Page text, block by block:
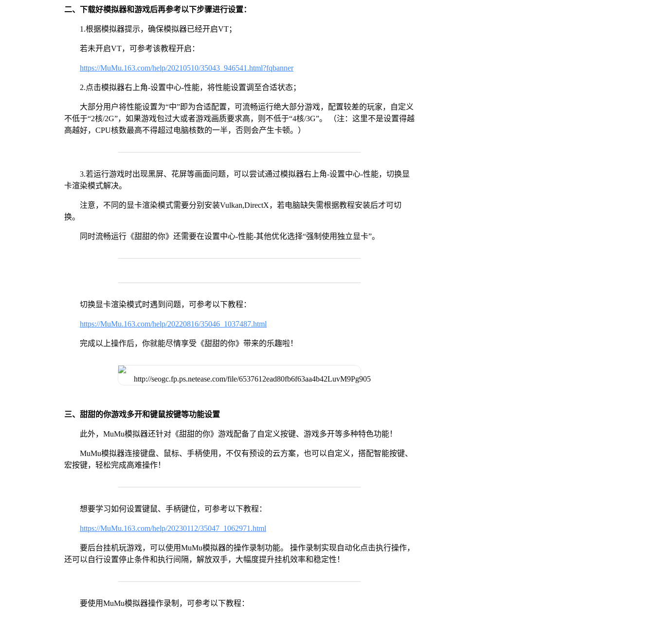
二、下载好模拟器和游戏后再参考以下步骤进行设置：
1.根据模拟器提示，确保模拟器已经开启VT；
若未开启VT，可参考该教程开启：
https://MuMu.163.com/help/20210510/35043_946541.html?fqbanner
2.点击模拟器右上角-设置中心-性能，将性能设置调至合适状态；
大部分用户将性能设置为“中”即为合适配置，可流畅运行绝大部分游戏，配置较差的玩家，自定义
不低于“2核/2G”，如果游戏包过大或者游戏画质要求高，则不低于“4核/3G”。 （注：这里不是设置得越
高越好，CPU核数最高不得超过电脑核数的一半，否则会产生卡顿。）
3.若运行游戏时出现黑屏、花屏等画面问题，可以尝试通过模拟器右上角-设置中心-性能，切换显
卡渲染模式解决。
注意，不同的显卡渲染模式需要分别安装Vulkan,DirectX，若电脑缺失需根据教程安装后才可切
换。
同时流畅运行《甜甜的你》还需要在设置中心-性能-其他优化选择“强制使用独立显卡”。
切换显卡渲染模式时遇到问题，可参考以下教程：
https://MuMu.163.com/help/20220816/35046_1037487.html
完成以上操作后，你就能尽情享受《甜甜的你》带来的乐趣啦！
三、甜甜的你游戏多开和键鼠按键等功能设置
此外，MuMu模拟器还针对《甜甜的你》游戏配备了自定义按键、游戏多开等多种特色功能！
MuMu模拟器连接键盘、鼠标、手柄使用，不仅有预设的云方案，也可以自定义，搭配智能按键、
宏按键，轻松完成高难操作！
想要学习如何设置键鼠、手柄键位，可参考以下教程：
https://MuMu.163.com/help/20230112/35047_1062971.html
要后台挂机玩游戏，可以使用MuMu模拟器的操作录制功能。 操作录制实现自动化点击执行操作，
还可以自行设置停止条件和执行间隔，解放双手，大幅度提升挂机效率和稳定性！
要使用MuMu模拟器操作录制，可参考以下教程：